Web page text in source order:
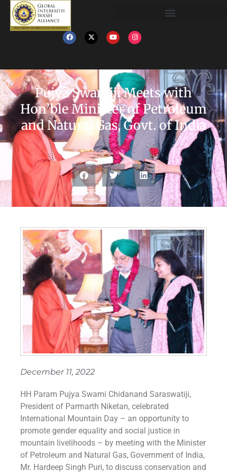
Pujya Swamiji Meets with
Hon’ble Minister of Petroleum
and Natural Gas, Govt. of India
December 11, 2022
HH Param Pujya Swami Chidanand Saraswatiji,
President of Parmarth Niketan, celebrated
International Mountain Day – an opportunity to
promote gender equality and social justice in
mountain livelihoods – by meeting with the Minister
of Petroleum and Natural Gas, Government of India,
Mr. Hardeep Singh Puri, to discuss conservation and